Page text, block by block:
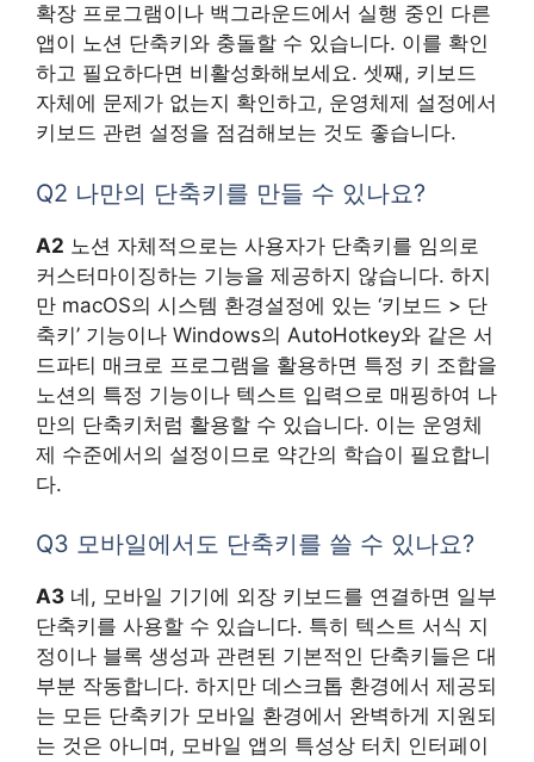
확장 프로그램이나 백그라운드에서 실행 중인 다른
앱이 노션 단축키와 충돌할 수 있습니다. 이를 확인
하고 필요하다면 비활성화해보세요. 셋째, 키보드
자체에 문제가 없는지 확인하고, 운영체제 설정에서
키보드 관련 설정을 점검해보는 것도 좋습니다.
Q2 나만의 단축키를 만들 수 있나요?
A2 노션 자체적으로는 사용자가 단축키를 임의로
커스터마이징하는 기능을 제공하지 않습니다. 하지
만 macOS의 시스템 환경설정에 있는 ‘키보드 > 단
축키’ 기능이나 Windows의 AutoHotkey와 같은 서
드파티 매크로 프로그램을 활용하면 특정 키 조합을
노션의 특정 기능이나 텍스트 입력으로 매핑하여 나
만의 단축키처럼 활용할 수 있습니다. 이는 운영체
제 수준에서의 설정이므로 약간의 학습이 필요합니
다.
Q3 모바일에서도 단축키를 쓸 수 있나요?
A3 네, 모바일 기기에 외장 키보드를 연결하면 일부
단축키를 사용할 수 있습니다. 특히 텍스트 서식 지
정이나 블록 생성과 관련된 기본적인 단축키들은 대
부분 작동합니다. 하지만 데스크톱 환경에서 제공되
는 모든 단축키가 모바일 환경에서 완벽하게 지원되
는 것은 아니며, 모바일 앱의 특성상 터치 인터페이